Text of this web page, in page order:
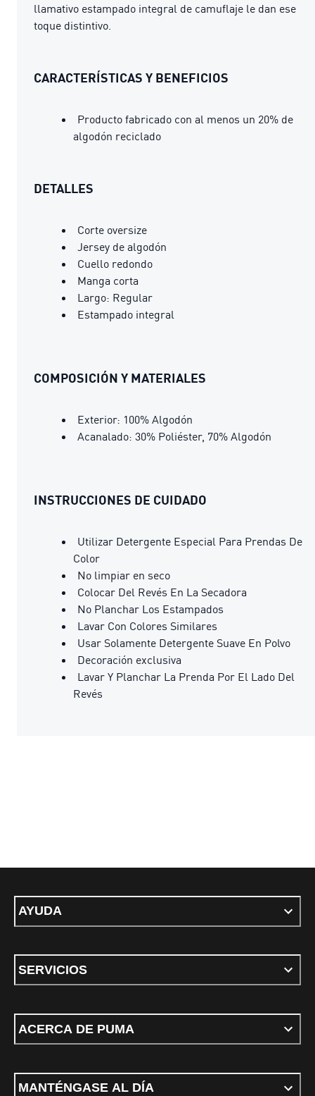
llamativo estampado integral de camuflaje le dan ese
toque distintivo.
CARACTERÍSTICAS Y BENEFICIOS
Producto fabricado con al menos un 20% de
algodón reciclado
DETALLES
Corte oversize
Jersey de algodón
Cuello redondo
Manga corta
Largo: Regular
Estampado integral
COMPOSICIÓN Y MATERIALES
Exterior: 100% Algodón
Acanalado: 30% Poliéster, 70% Algodón
INSTRUCCIONES DE CUIDADO
Utilizar Detergente Especial Para Prendas De
Color
No limpiar en seco
Colocar Del Revés En La Secadora
No Planchar Los Estampados
Lavar Con Colores Similares
Usar Solamente Detergente Suave En Polvo
Decoración exclusiva
Lavar Y Planchar La Prenda Por El Lado Del
Revés
AYUDA
SERVICIOS
ACERCA DE PUMA
MANTÉNGASE AL DÍA